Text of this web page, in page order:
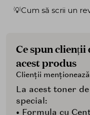
💡Cum să scrii un
Ce spun clienții
acest produs
Clienții
La acest toner
special:
• Formula cu